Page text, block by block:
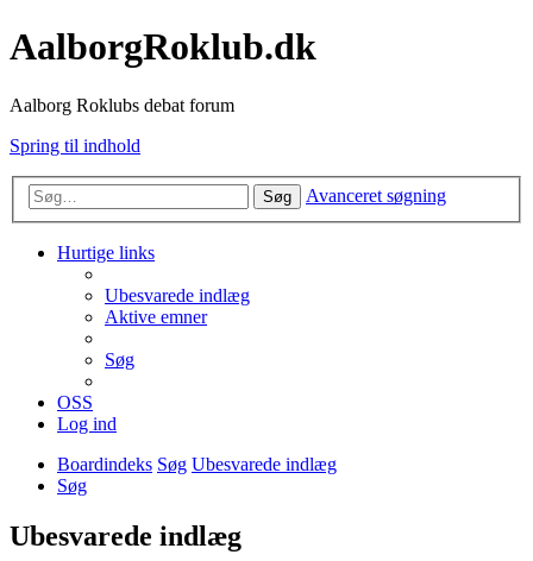
AalborgRoklub.dk
Aalborg Roklubs debat forum
Spring til indhold
Søg Avanceret søgning
Hurtige links
Ubesvarede indlæg
Aktive emner
Søg
OSS
Log ind
Boardindeks Søg Ubesvarede indlæg
Søg
Ubesvarede indlæg